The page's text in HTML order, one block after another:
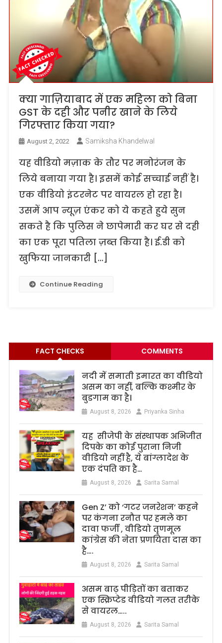
क्या गाज़ियाबाद में एक महिला को बिना
GST के दही और पनीर खाने के लिये
गिरफ्तार किया गया?
August 2, 2022 Samiksha Khandelwal
यह वीडियो मज़ाक के तौर पर मनोरंजन के
लिये बनाया गया है। इसमें कोई सच्चाई नहीं है।
एक वीडियो इंटरनेट पर वायरल हो रहा है।
उसमें आप न्यूज़ एंकर को ये कहते हुये सुन
सकते है कि पुलिस ने छापेमारी कर घर से दही
का एक पूरा पतिला ज़ब्त किया है। ई.डी को
खुफिया जानकारी […]
Continue Reading
FACT CHECKS COMMENTS
नदी में समाती इमारत का वीडियो
असम का नहीं, बल्कि कश्मीर के
बुडगाम का है।
August 8, 2026 Priyanka Sinha
यह सीजेपी के संस्थापक अभिजीत
दिपके का कोई पुराना निजी
वीडियो नहीं है, ये बांग्लादेश के
एक दंपति का है…
August 8, 2026 Sarita Samal
Gen Z’ को ‘गटर जनरेशन’ कहने
पर कंगना रनौत पर हमले का
दावा फर्जी , वीडियो तृणमूल
कांग्रेस की नेता प्रणयिता दास का
है….
August 8, 2026 Sarita Samal
असम बाढ़ पीड़ितों का बताकर
एक स्क्रिप्टेड वीडियो गलत तरीके
से वायरल…..
August 8, 2026 Sarita Samal